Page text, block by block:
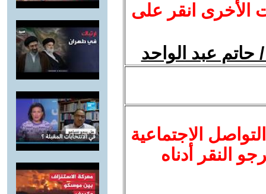
الأخرى انقر على
حاتم عبد الواحد
الاجتماعية
النقر أدناه